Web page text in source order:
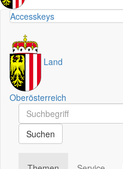
Accesskeys
Land
Oberösterreich
Schnellsuche
Schnellsuche
Suchen